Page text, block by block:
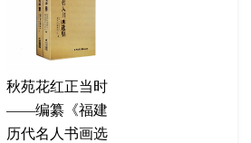
秋苑花红正当时
——编纂《福建
历代名人书画选